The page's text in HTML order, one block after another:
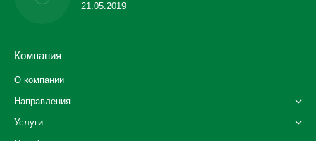
21.05.2019
Компания
О компании
Направления
Услуги